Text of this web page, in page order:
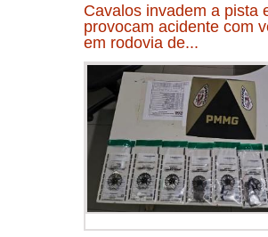
Cavalos invadem a pista
provocam acidente com
em rodovia de...